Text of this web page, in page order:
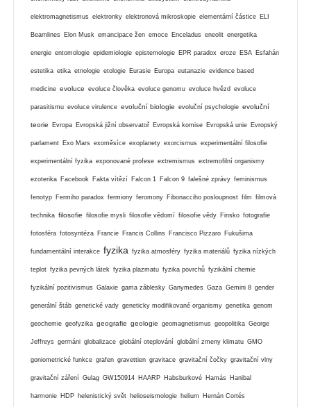
elektromagnetismus elektronky elektronová mikroskopie elementární částice ELI
Beamlines Elon Musk emancipace žen emoce Enceladus eneolit energetika
energie entomologie epidemiologie epistemologie EPR paradox eroze ESA Esfahán
estetika etika etnologie etologie Eurasie Europa eutanazie evidence based
medicine evoluce evoluce člověka evoluce genomu evoluce hvězd evoluce
parasitismu evoluce virulence evoluční biologie evoluční psychologie evoluční
teorie Evropa Evropská jižní observatoř Evropská komise Evropská unie Evropský
parlament Exo Mars exoměsíce exoplanety exorcismus experimentální filosofie
experimentální fyzika exponované profese extremismus extremofilní organismy
ezoterika Facebook Fakta vítězí Falcon 1 Falcon 9 falešné zprávy feminismus
fenotyp Fermiho paradox fermiony feromony Fibonacciho posloupnost film filmová
technika filosofie filosofie mysli filosofie vědomí filosofie vědy Finsko fotografie
fotosféra fotosyntéza Francie Francis Collins Francisco Pizzaro Fukušima
fundamentální interakce fyzika fyzika atmosféry fyzika materiálů fyzika nízkých
teplot fyzika pevných látek fyzika plazmatu fyzika povrchů fyzikální chemie
fyzikální pozitivismus Galaxie gama záblesky Ganymedes Gaza Gemini 8 gender
generální štáb genetické vady geneticky modifikované organismy genetika genom
geochemie geofyzika geografie geologie geomagnetismus geopolitika George
Jeffreys germáni globalizace globální oteplování globální zmeny klimatu GMO
goniometrické funkce grafen gravettien gravitace gravitační čočky gravitační vlny
gravitační záření Gulag GW150914 HAARP Habsburkové Hamás Hanibal
harmonie HDP helenistický svět helioseismologie helium Hernán Cortés